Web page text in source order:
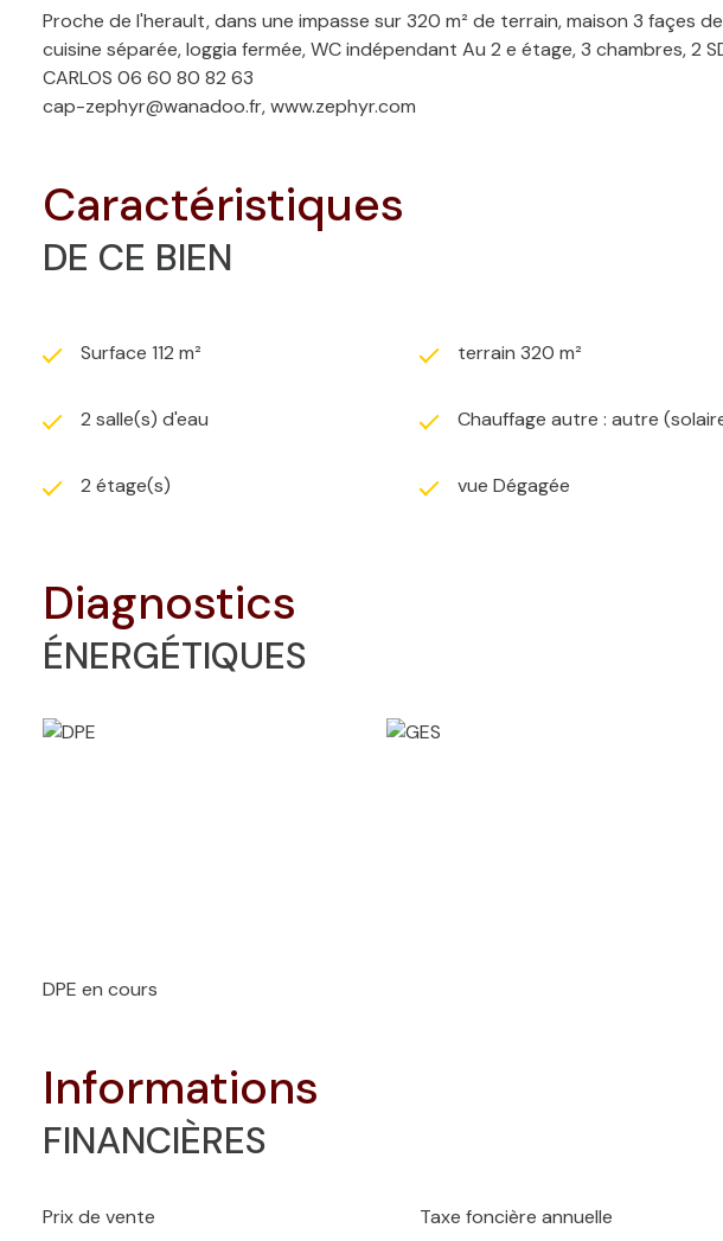
Proche de l'herault, dans une impasse sur 320 m² de terrain, maison 3 façes
cuisine séparée, loggia fermée, WC indépendant Au 2 e étage, 3 chambres,
CARLOS 06 60 80 82 63
cap-zephyr@wanadoo.fr, www.zephyr.com
caractéristiques
DE CE BIEN
Surface 112 m² terrain 320 m²
2 salle(s) d'eau Chauffage autre : autre
2 étage(s) vue Dégagée
diagnostics
ÉNERGÉTIQUES
DPE en cours
informations
FINANCIÈRES
Prix de vente Taxe foncière annuelle